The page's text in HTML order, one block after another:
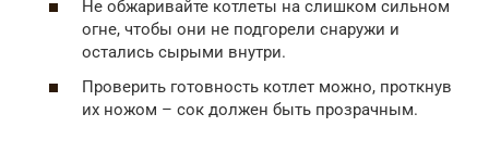
Не обжаривайте котлеты на слишком сильном
огне, чтобы они не подгорели снаружи и
остались сырыми внутри.
Проверить готовность котлет можно, проткнув
их ножом – сок должен быть прозрачным.